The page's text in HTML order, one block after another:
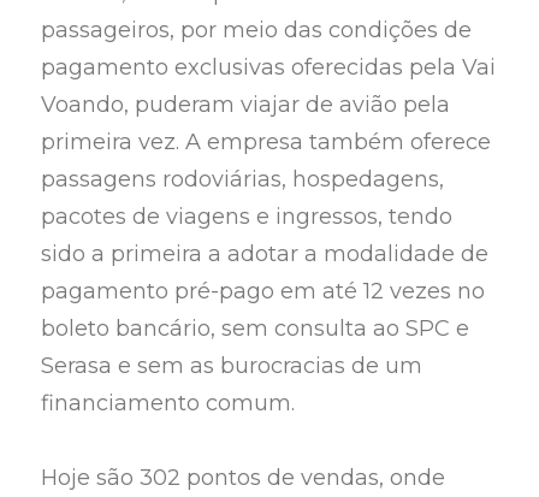
passageiros, por meio das condições de
pagamento exclusivas oferecidas pela Vai
Voando, puderam viajar de avião pela
primeira vez. A empresa também oferece
passagens rodoviárias, hospedagens,
pacotes de viagens e ingressos, tendo
sido a primeira a adotar a modalidade de
pagamento pré-pago em até 12 vezes no
boleto bancário, sem consulta ao SPC e
Serasa e sem as burocracias de um
financiamento comum.
Hoje são 302 pontos de vendas, onde